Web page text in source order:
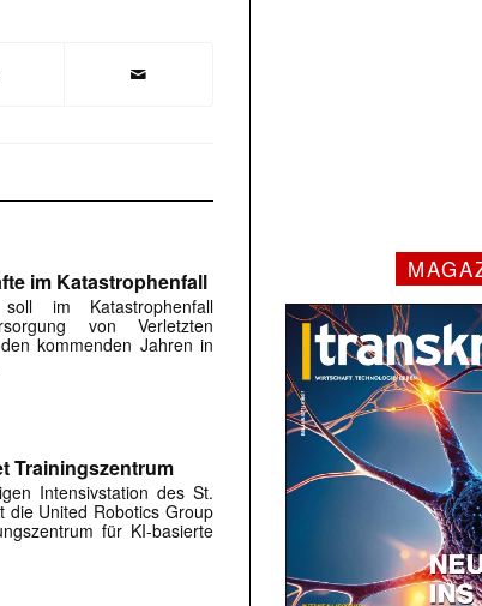
im Katastrophenfall
im Katastrophenfall
von Verletzten
kommenden Jahren in
Trainingszentrum
Intensivstation des St.
die United Robotics Group
für KI-basierte